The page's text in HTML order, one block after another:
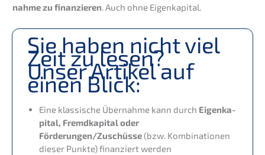
nah­me zu finan­zie­ren. Auch ohne Eigenkapital.
Sie haben nicht viel
Zeit zu lesen?
Unser Artikel auf
einen Blick:
Eine klassi­sche Übernah­me kann durch Eigen­ka­
pi­tal, Fremd­ka­pi­tal oder
Förderungen/Zuschüsse (bzw. Kombi­na­tio­nen
dieser Punkte) finan­ziert werden